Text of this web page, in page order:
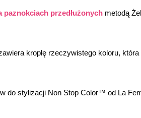
paznokciach przedłużonych metodą
kroplę rzeczywistego koloru, która
do stylizacji Non Stop Color™ od La